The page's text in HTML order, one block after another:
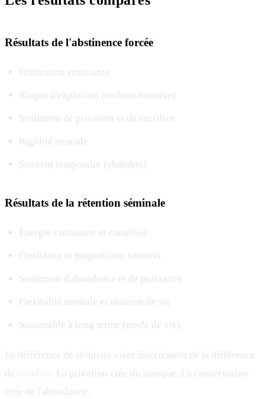
Résultats de l'abstinence forcée
Frustration croissante
Risque d'explosion (rechute massive)
Sentiment de privation et de sacrifice
Rigidité mentale
Souvent temporaire (abandon)
Résultats de la rétention séminale
Énergie croissante et canalisée
Confiance et magnétisme naturels
Sentiment d'abondance et de puissance
Flexibilité mentale et maîtrise de soi
Soutenable à long terme (mode de vie)
La différence de résultats vient directement de la différence
de
. La privation crée du manque. La conservation
crée de l'abondance.